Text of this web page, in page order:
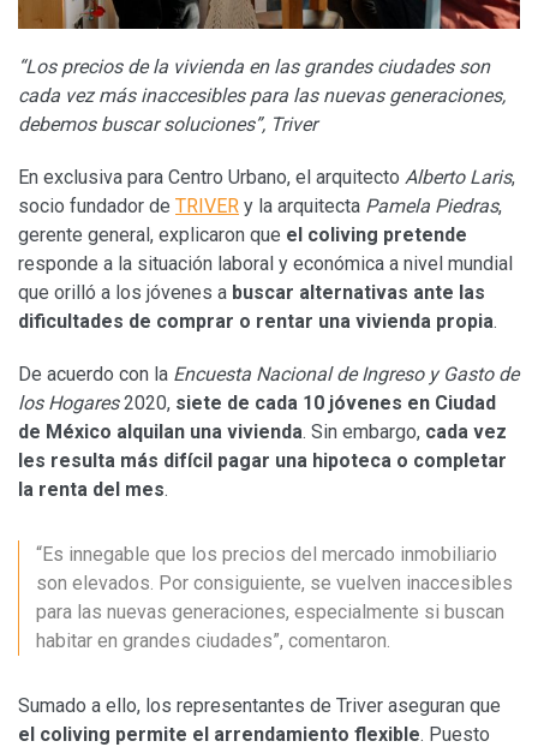
“Los precios de la vivienda en las grandes ciudades son
cada vez más inaccesibles para las nuevas generaciones,
debemos buscar soluciones”, Triver
En exclusiva para Centro Urbano, el arquitecto Alberto Laris,
socio fundador de TRIVER y la arquitecta Pamela Piedras,
gerente general, explicaron que el coliving pretende
responde a la situación laboral y económica a nivel mundial
que orilló a los jóvenes a buscar alternativas ante las
dificultades de comprar o rentar una vivienda propia.
De acuerdo con la Encuesta Nacional de Ingreso y Gasto de
los Hogares2020, siete de cada 10 jóvenes en Ciudad
de México alquilan una vivienda. Sin embargo, cada vez
les resulta más difícil pagar una hipoteca o completar
la renta del mes.
“Es innegable que los precios del mercado inmobiliario
son elevados. Por consiguiente, se vuelven inaccesibles
para las nuevas generaciones, especialmente si buscan
habitar en grandes ciudades”, comentaron.
Sumado a ello, los representantes de Triver aseguran que
el coliving permite el arrendamiento flexible. Puesto